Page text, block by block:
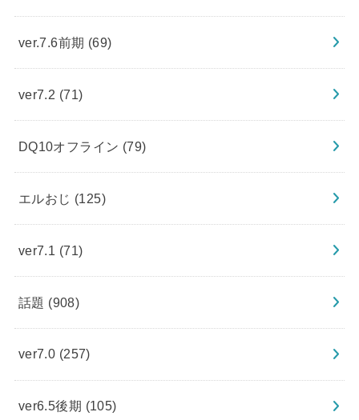
ver.7.6前期 (69)
ver7.2 (71)
DQ10オフライン (79)
エルおじ (125)
ver7.1 (71)
話題 (908)
ver7.0 (257)
ver6.5後期 (105)